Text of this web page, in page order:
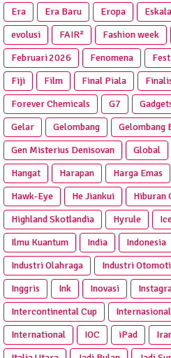
Era
Era Baru Eropa
evolusi
FAIR² Fashion week
Februari 2026
Fenomena
Fiji
Film Final Piala
Forever Chemicals
G7
Gelar
Gelombang Gelombang
Gen Misterius Denisovan
Global
Hangat
Harapan Harga Emas
Hawk-Eye
He Jiankui Hiburan
Highland Skotlandia
Hyrule
Ilmu Kuantum
India Indonesia
Industri Olahraga
Industri
Inggris
Ink Inovasi
Intercontinental Cup
Internasional
International
IOC iPad